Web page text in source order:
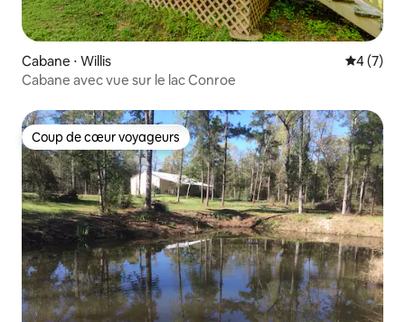
Cabane ⋅ Willis
4 (7)
Cabane avec vue sur le lac Conroe
Coup de cœur voyageurs
Coup de cœur voyageurs